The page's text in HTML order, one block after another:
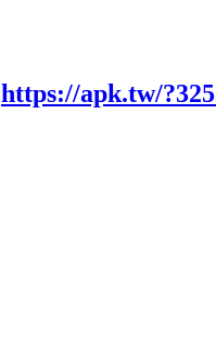
https://apk.tw/